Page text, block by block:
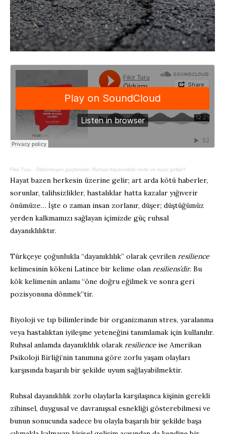
Fikir Turu · Öldürmeyen güçlendirir: Ruhsal dayanıklılık nedir ve nasıl gelişir?
Hayat bazen herkesin üzerine gelir; art arda kötü haberler,
sorunlar, talihsizlikler, hastalıklar hatta kazalar yığıverir
önümüze… İşte o zaman insan zorlanır, düşer; düştüğümüz
yerden kalkmamızı sağlayan içimizde güç ruhsal
dayanıklılıktır.
Türkçeye çoğunlukla “dayanıklılık” olarak çevrilen resilience
kelimesinin kökeni Latince bir kelime olan resiliens’dir. Bu
kök kelimenin anlamı “öne doğru eğilmek ve sonra geri
pozisyonuna dönmek”tir.
Biyoloji ve tıp bilimlerinde bir organizmanın stres, yaralanma
veya hastalıktan iyileşme yeteneğini tanımlamak için kullanılır.
Ruhsal anlamda dayanıklılık olarak resilience ise Amerikan
Psikoloji Birliği’nin tanımına göre zorlu yaşam olayları
karşısında başarılı bir şekilde uyum sağlayabilmektir.
Ruhsal dayanıklılık zorlu olaylarla karşılaşınca kişinin gerekli
zihinsel, duygusal ve davranışsal esnekliği gösterebilmesi ve
bunun sonucunda sadece bu olayla başarılı bir şekilde başa